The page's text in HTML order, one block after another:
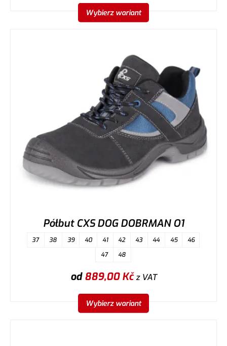
Wybierz wariant
Półbut CXS DOG DOBRMAN O1
37 38 39 40 41 42 43 44 45
46
47
48
od889,00Kčz VAT
Wybierz wariant